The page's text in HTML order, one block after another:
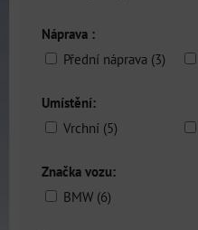
Náprava :
Přední náprava (3)
Umístění:
Vrchní (5)
Značka vozu:
BMW (6)